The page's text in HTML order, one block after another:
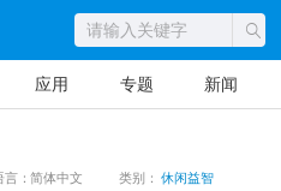
应用 专题 新闻
言：简体中文 类别：休闲益智